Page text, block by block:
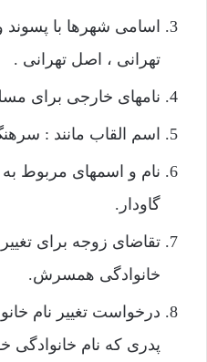
اسامی شهرها با پسوند
تهرانی ، اصل تهرانی .
نامهای خارجی برای
اسم القاب مانند :
نام و اسمهای مربوط
گاودار.
تقاضای زوجه برای
خانوادگی همسرش.
درخواست تغییر نام
پدری که نام خانوادگی